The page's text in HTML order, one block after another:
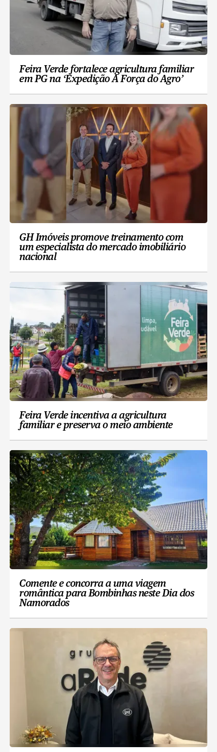
Feira Verde fortalece agricultura familiar
em PG na ‘Expedição A Força do Agro’
GH Imóveis promove treinamento com
um especialista do mercado imobiliário
nacional
Feira Verde incentiva a agricultura
familiar e preserva o meio ambiente
Comente e concorra a uma viagem
romântica para Bombinhas neste Dia dos
Namorados